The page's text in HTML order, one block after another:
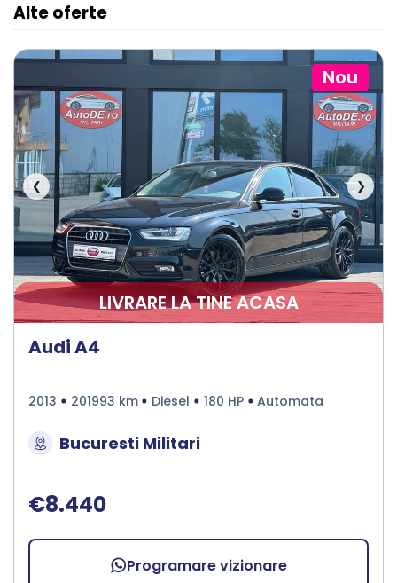
Alte oferte
Nou
❮ ❯
LIVRARE LA TINE ACASA
Audi A4
2013 201993 km Diesel 180 HP Automata
Bucuresti Militari
€8.440
Programare vizionare